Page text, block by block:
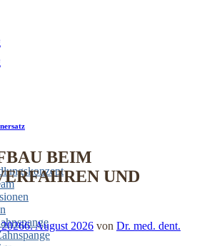
BEIM
UND
6. August 2026 von Dr. med. dent.